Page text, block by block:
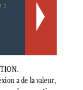
:
a de la valeur,